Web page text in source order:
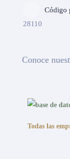
Código
28110
Conoce
Todas las